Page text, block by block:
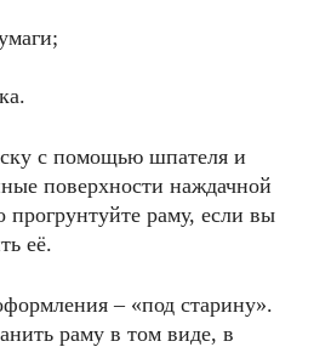
с помощью шпателя и
поверхности наждачной
прогрунтуйте раму, если вы
её.
– «под старину».
раму в том виде, в